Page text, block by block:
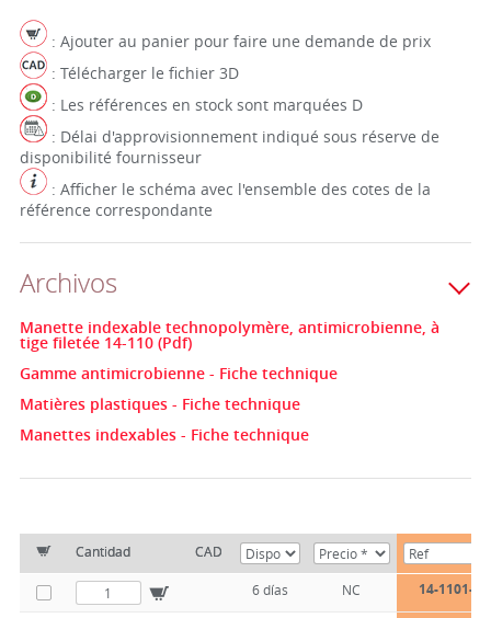
: Ajouter au panier pour faire une demande de prix
: Télécharger le fichier 3D
: Les références en stock sont marquées D
: Délai d'approvisionnement indiqué sous réserve de
disponibilité fournisseur
: Afficher le schéma avec l'ensemble des cotes de la
référence correspondante
Archivos
Manette indexable technopolymère, antimicrobienne, à
tige filetée 14-110 (Pdf)
Gamme antimicrobienne - Fiche technique
Matières plastiques - Fiche technique
Manettes indexables - Fiche technique
Cantidad CAD
6 días NC 14-1101-